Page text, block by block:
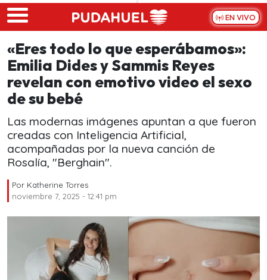
Skip to main content
EN VIVO
«Eres todo lo que esperábamos»:
Emilia Dides y Sammis Reyes
revelan con emotivo video el sexo
de su bebé
Las modernas imágenes apuntan a que fueron
creadas con Inteligencia Artificial,
acompañadas por la nueva canción de
Rosalía, "Berghain".
Por Katherine Torres
noviembre 7, 2025 - 12:41 pm